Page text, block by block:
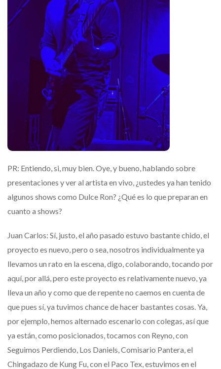
PR: Entiendo, si, muy bien. Oye, y bueno, hablando sobre
presentaciones y ver al artista en vivo, ¿ustedes ya han tenido
algunos shows como Dulce Ron? ¿Qué es lo que preparan en
cuanto a shows?
Juan Carlos: Sí, justo, el año pasado estuvo bastante chido, el
proyecto es nuevo, pero o sea, nosotros individualmente ya
llevamos un rato en la escena, digo, colaborando, tocando por
aquí, por allá, pero este proyecto es relativamente nuevo, ya
lleva un año y como que de repente no caemos en cuenta de
que pues sí, ya tuvimos chance de hacer bastantes cosas. Ya,
por ejemplo, hemos alternado escenario con colegas, así que
ya están, como posicionados, tocamos con Reyno, con
Seguimos Perdiendo, Los Daniels, Comisario Pantera, el
Chingadazo de Kung Fu, con el Paco Tex, estuvimos en el